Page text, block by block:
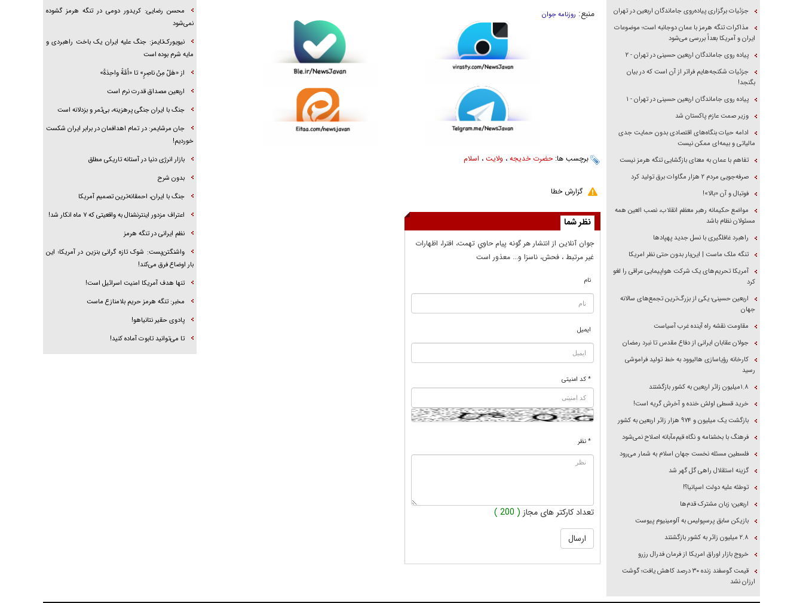
منبع: روزنامه جوان
برچسب ها:حضرت خدیجه، ولایت، اسلام
گزارش خطا
نظر شما
جوان آنلاين از انتشار هر گونه پيام حاوي تهمت، افترا، اظهارات
غير مرتبط ، فحش، ناسزا و... معذور است
نام
ایمیل
* کد امنیتی
* نظر
تعداد کارکتر های مجاز ( 200 )
جزئیات برگزاری پیاده‌روی جاماندگان اربعین در تهران
مذاکرات تنگه هرمز با عمان دوجانبه است؛ موضوعات
ایران و آمریکا بعداً بررسی می‌شود
پیاده روی جاماندگان اربعین حسینی در تهران - ۲
جزئیات شکنجه‌هایم فراتر از آن است که در بیان
بگنجد!
پیاده روی جاماندگان اربعین حسینی در تهران - ۱
وزیر صمت عازم پاکستان شد
ادامه حیات بنگاه‌های اقتصادی بدون حمایت جدی
مالیاتی و بیمه‌ای ممکن نیست
تفاهم با عمان به معنای بازگشایی تنگه هرمز نیست
صرفه‌جویی مردم ۲ هزار مگاوات برق تولید کرد
فوتبال و آن «بالا»!
مواضع حکیمانه رهبر معظم انقلاب، نصب العین همه
مسئولان نظام باشد
راهبرد غافلگیری با نسل جدید پهپاد‌ها
تنگه ملک ماست | این‌بار بدون حتی نظر امریکا
آمریکا تحریم‌های یک شرکت هواپیمایی عراقی را لغو
کرد
اربعین حسینی؛ یکی از بزرگ‌ترین تجمع‌های سالانه
جهان
مقاومت نقشه راه آینده غرب آسیاست
جولان عقابان ایرانی از دفاع مقدس تا نبرد رمضان
کارخانه رؤیاسازی هالیوود به خط تولید فراموشی
رسید
۱.۸میلیون زائر اربعین به کشور بازگشتند
خرید قسطی اولش خنده و آخرش گریه است!
بازگشت یک میلیون و ۹۷۴ هزار زائر اربعین به کشور
فرهنگ با بخشنامه و نگاه قیم‌مآبانه اصلاح نمی‌شود
فلسطین مسئله نخست جهان اسلام به شمار می‌رود
گزینه استقلال راهی گل گهر شد
توطئه علیه دولت اسپانیا؟!
اربعین؛ زبان مشترک قدم‌ها
بازیکن سابق پرسپولیس به آلومینیوم پیوست
۲.۸ میلیون زائر به کشور بازگشتند
خروج بازار اوراق امریکا از فرمان فدرال رزرو
قیمت گوسفند زنده ۳۰ درصد کاهش یافت؛ گوشت
ارزان نشد
محسن رضایی: کریدور دومی در تنگه هرمز گشوده
نمی‌شود
نیویورک‌تایمز: جنگ علیه ایران یک باخت راهبردی و
مایه شرم بوده است
از «هَلْ مِنْ ناصِرٍ» تا «اُمَّةً واحِدَةً»
اربعین مصداق قدرت نرم است
جنگ با ایران جنگی پرهزینه، بی‌ثمر و بزدلانه است
جان مرشایمر: در تمام اهدافمان در برابر ایران شکست
خوردیم!
بازار انرژی دنیا در آستانه تاریکی مطلق
بدون شرح
جنگ با ایران، احمقانه‌ترین تصمیم آمریکا
اعتراف مزدور اینترنشنال به واقعیتی که ۷ ماه انکار شد!
نظم ایرانی در تنگه هرمز
واشنگتن‌پست: شوک تازه گرانی بنزین در آمریکا؛ این
بار اوضاع فرق می‌کند!
تنها هدف آمریکا امنیت اسرائیل است!
مخبر: تنگه هرمز حریم بلامنازع ماست
پادوی حقیر نتانیاهو!
تا می‌توانید تابوت آماده کنید!